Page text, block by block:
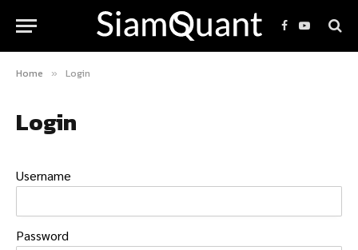
Facebook
YouTube
Home » Login
Login
Username
Password